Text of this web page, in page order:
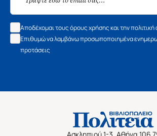
Αποδέχομαι τους όρους χρήσης και την
Επιθυμώ να λαμβάνω προσωποποιημένα
προτάσεις